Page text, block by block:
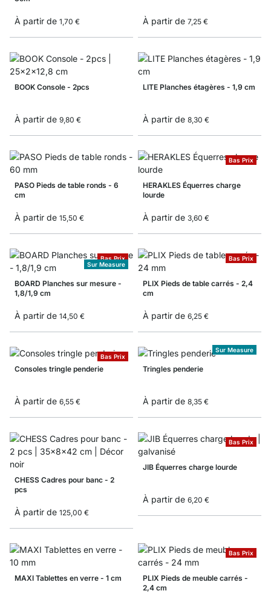
À partir de 1,70 € À partir de 7,25 €
BOOK Console - 2pcs
À partir de 9,80 €
LITE Planches étagères - 1,9 cm
À partir de 8,30 €
PASO Pieds de table ronds - 6
cm
À partir de 15,50 €
Bas Prix
HERAKLES Équerres charge
lourde
À partir de 3,60 €
Bas Prix
Sur Measure
BOARD Planches sur mesure -
1,8/1,9 cm
À partir de 14,50 €
Bas Prix
PLIX Pieds de table carrés - 2,4
cm
À partir de 6,25 €
Bas Prix
Consoles tringle penderie
À partir de 6,55 €
Sur Measure
Tringles penderie
À partir de 8,35 €
CHESS Cadres pour banc - 2
pcs
À partir de 125,00 €
Bas Prix
JIB Équerres charge lourde
À partir de 6,20 €
MAXI Tablettes en verre - 1 cm
Bas Prix
PLIX Pieds de meuble carrés -
2,4 cm